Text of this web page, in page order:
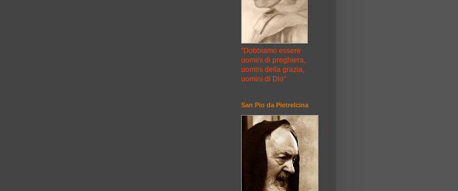
"Dobbiamo essere
uomini di preghiera,
uomini della grazia,
uomini di Dio"
San Pio da Pietrelcina